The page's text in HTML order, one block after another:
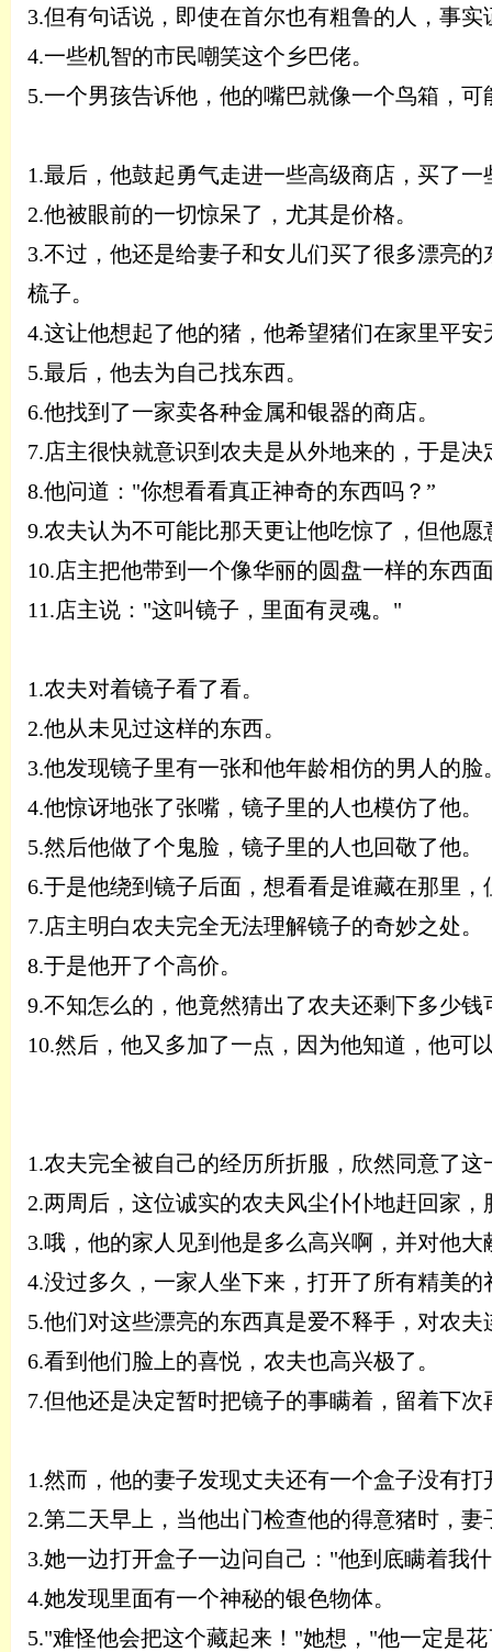
3.但有句话说，即使在首尔也有粗鲁的人，事实
4.一些机智的市民嘲笑这个乡巴佬。
5.一个男孩告诉他，他的嘴巴就像一个鸟箱，
1.最后，他鼓起勇气走进一些高级商店，买了一
2.他被眼前的一切惊呆了，尤其是价格。
3.不过，他还是给妻子和女儿们买了很多漂亮
梳子。
4.这让他想起了他的猪，他希望猪们在家里平
5.最后，他去为自己找东西。
6.他找到了一家卖各种金属和银器的商店。
7.店主很快就意识到农夫是从外地来的，于是
8.他问道： "你想看看真正神奇的东西吗？ ”
9.农夫认为不可能比那天更让他吃惊了，但他愿
10.店主把他带到一个像华丽的圆盘一样的东西
11.店主说： "这叫镜子，里面有灵魂。"
1.农夫对着镜子看了看。
2.他从未见过这样的东西。
3.他发现镜子里有一张和他年龄相仿的男人的脸
4.他惊讶地张了张嘴，镜子里的人也模仿了他。
5.然后他做了个鬼脸，镜子里的人也回敬了他。
6.于是他绕到镜子后面，想看看是谁藏在那里，
7.店主明白农夫完全无法理解镜子的奇妙之处。
8.于是他开了个高价。
9.不知怎么的，他竟然猜出了农夫还剩下多少钱
10.然后，他又多加了一点，因为他知道，他可
1.农夫完全被自己的经历所折服，欣然同意了这
2.两周后，这位诚实的农夫风尘仆仆地赶回家，
3.哦，他的家人见到他是多么高兴啊，并对他大
4.没过多久，一家人坐下来，打开了所有精美的
5.他们对这些漂亮的东西真是爱不释手，对农夫
6.看到他们脸上的喜悦，农夫也高兴极了。
7.但他还是决定暂时把镜子的事瞒着，留着下次
1.然而，他的妻子发现丈夫还有一个盒子没有打
2.第二天早上，当他出门检查他的得意猪时，
3.她一边打开盒子一边问自己： "他到底瞒着我
4.她发现里面有一个神秘的银色物体。
5."难怪他会把这个藏起来！"她想，"他一定是